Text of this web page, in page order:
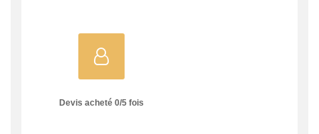
Devis acheté 0/5fois